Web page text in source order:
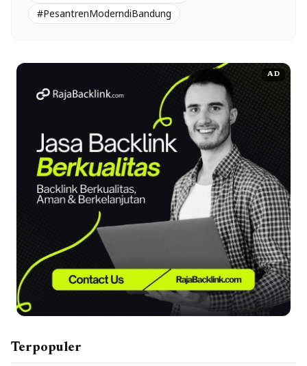
#PesantrenModerndiBandung
AD
Terpopuler